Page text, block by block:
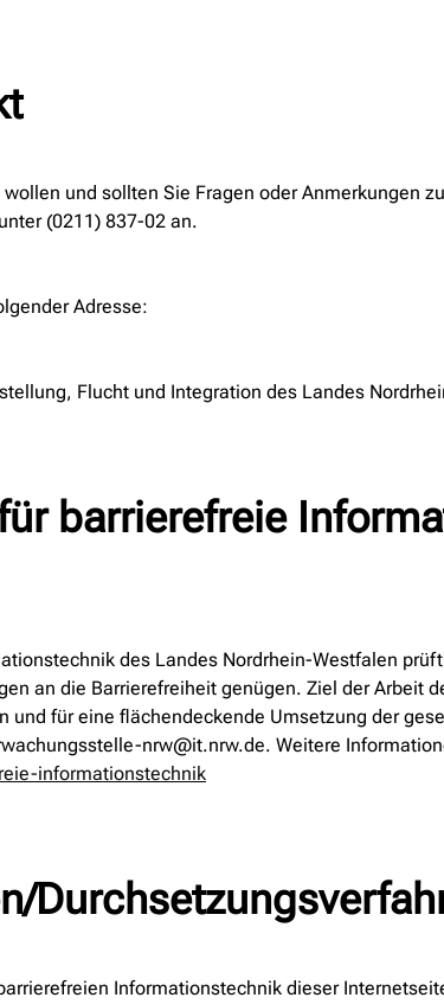
und sollten Sie Fragen oder Anmerkungen
(0211) 837-02 an.
Adresse:
Flucht und Integration des Landes
barrierefreie
des Landes Nordrhein-Westfalen
an die Barrierefreiheit genügen. Ziel der Arbeit
für eine flächendeckende Umsetzung der
nrw@it.nrw.de. Weitere
informationstechnik
Informationstechnik dieser